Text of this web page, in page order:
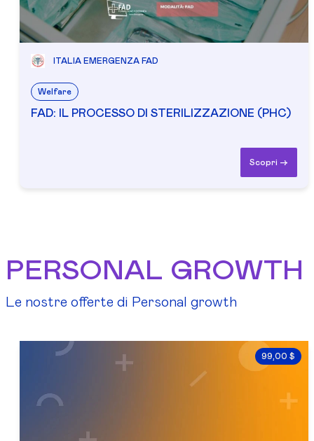
ITALIA EMERGENZA FAD
Welfare
FAD: IL PROCESSO DI STERILIZZAZIONE (PHC)
Scopri ->
PERSONAL GROWTH
Le nostre offerte di Personal growth
99,00 $